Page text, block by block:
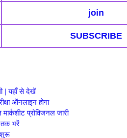
join
SUBSCRIBE
| यहाँ से देखें
ऑनलाइन होगा
प्रोविजनल जारी
तक भरें
शुरू